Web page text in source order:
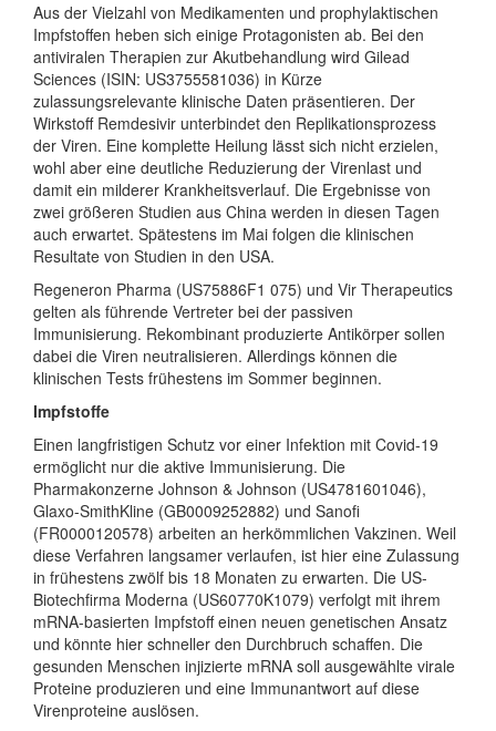
Aus der Vielzahl von Medikamenten und prophylaktischen
Impfstoffen heben sich einige Protagonisten ab. Bei den
antiviralen Therapien zur Akutbehandlung wird Gilead
Sciences (ISIN: US3755581036) in Kürze
zulassungsrelevante klinische Daten präsentieren. Der
Wirkstoff Remdesivir unterbindet den Replikationsprozess
der Viren. Eine komplette Heilung lässt sich nicht erzielen,
wohl aber eine deutliche Reduzierung der Virenlast und
damit ein milderer Krankheitsverlauf. Die Ergebnisse von
zwei größeren Studien aus China werden in diesen Tagen
auch erwartet. Spätestens im Mai folgen die klinischen
Resultate von Studien in den USA.
Regeneron Pharma (US75886F1 075) und Vir Therapeutics
gelten als führende Vertreter bei der passiven
Immunisierung. Rekombinant produzierte Antikörper sollen
dabei die Viren neutralisieren. Allerdings können die
klinischen Tests frühestens im Sommer beginnen.
Impfstoffe
Einen langfristigen Schutz vor einer Infektion mit Covid-19
ermöglicht nur die aktive Immunisierung. Die
Pharmakonzerne Johnson & Johnson (US4781601046),
Glaxo-SmithKline (GB0009252882) und Sanofi
(FR0000120578) arbeiten an herkömmlichen Vakzinen. Weil
diese Verfahren langsamer verlaufen, ist hier eine Zulassung
in frühestens zwölf bis 18 Monaten zu erwarten. Die US-
Biotechfirma Moderna (US60770K1079) verfolgt mit ihrem
mRNA-basierten Impfstoff einen neuen genetischen Ansatz
und könnte hier schneller den Durchbruch schaffen. Die
gesunden Menschen injizierte mRNA soll ausgewählte virale
Proteine produzieren und eine Immunantwort auf diese
Virenproteine auslösen.